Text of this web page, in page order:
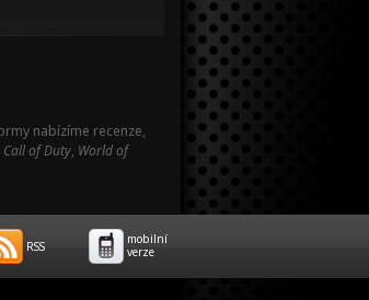
nabízíme recenze,
Call of Duty, World of
RSS
mobilní
verze